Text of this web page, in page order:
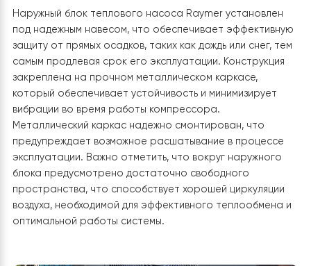
1. Монтаж наружного блока Raymer DC
RAY-24DS2-EVI (380V)
Наружный блок теплового насоса Raymer
под надежным навесом, что обеспечивает
защиту от прямых осадков, таких как дождь или снег,
самым продлевая срок его эксплуатации.